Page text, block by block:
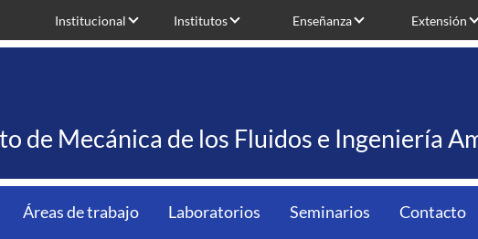
Institucional Institutos Enseñanza Extensión
de Mecánica de los Fluidos e Ingeniería
Áreas de trabajo Laboratorios Seminarios Contacto